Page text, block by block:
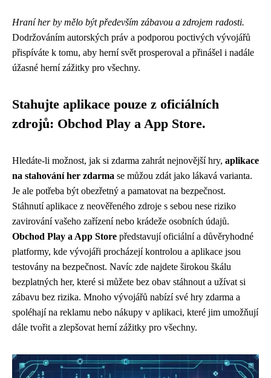
Hraní her by mělo být především zábavou a zdrojem radosti.
Dodržováním autorských práv a podporou poctivých vývojářů
přispíváte k tomu, aby herní svět prosperoval a přinášel i nadále
úžasné herní zážitky pro všechny.
Stahujte aplikace pouze z oficiálních
zdrojů: Obchod Play a App Store.
Hledáte-li možnost, jak si zdarma zahrát nejnovější hry, aplikace
na stahování her zdarma se můžou zdát jako lákavá varianta.
Je ale potřeba být obezřetný a pamatovat na bezpečnost.
Stáhnutí aplikace z neověřeného zdroje s sebou nese riziko
zavirování vašeho zařízení nebo krádeže osobních údajů.
Obchod Play a App Store představují oficiální a důvěryhodné
platformy, kde vývojáři procházejí kontrolou a aplikace jsou
testovány na bezpečnost. Navíc zde najdete širokou škálu
bezplatných her, které si můžete bez obav stáhnout a užívat si
zábavu bez rizika. Mnoho vývojářů nabízí své hry zdarma a
spoléhají na reklamu nebo nákupy v aplikaci, které jim umožňují
dále tvořit a zlepšovat herní zážitky pro všechny.